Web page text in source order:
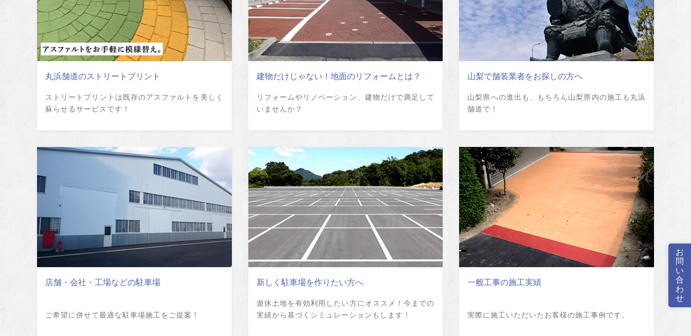
丸浜舗道のストリートプリント
ストリートプリントは既存のアスファルトを美しく
蘇らせるサービスです！
建物だけじゃない！地面のリフォームとは？
リフォームやリノベーション、建物だけで満足して
いませんか？
山梨で舗装業者をお探しの方へ
山梨県への進出も、もちろん山梨県内の施工も丸浜
舗道で！
店舗・会社・工場などの駐車場
ご希望に併せて最適な駐車場施工をご提案！
新しく駐車場を作りたい方へ
遊休土地を有効利用したい方にオススメ！今までの
実績から基づくシミュレーションもします！
一般工事の施工実績
実際に施工いただいたお客様の施工事例です。
お
問
い
合
わ
せ